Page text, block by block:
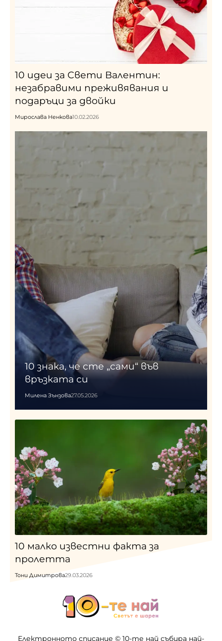
10 идеи за Свети Валентин:
незабравими преживявания и
подаръци за двойки
Мирослава Ненкова10.02.2026
10 знака, че сте „сами“ във
връзката си
Милена Зънзова27.05.2026
10 малко известни факта за
пролетта
Тони Димитрова29.03.2026
Електронното списание © 10-те най събира най-